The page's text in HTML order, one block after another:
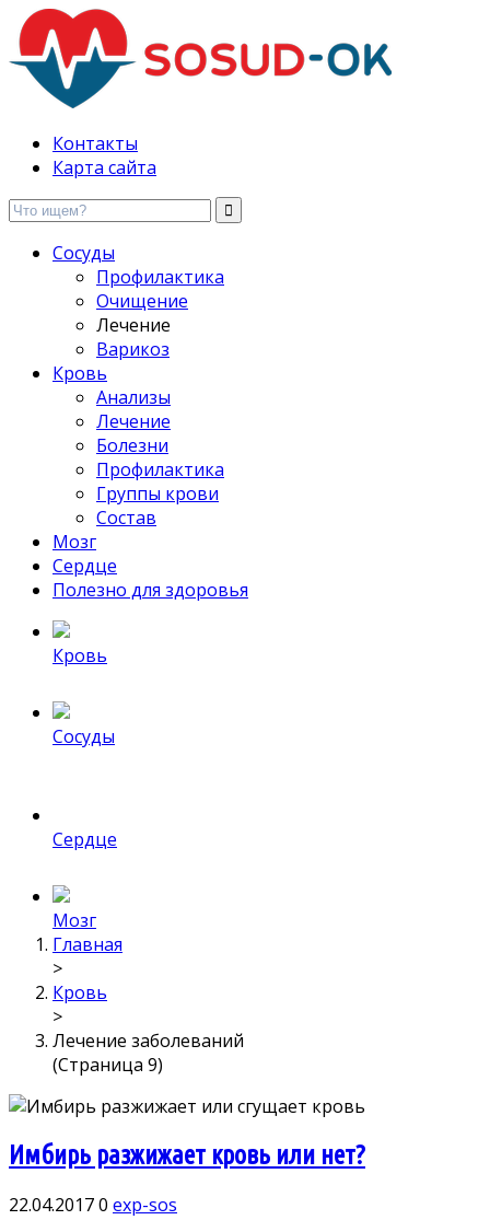
Здоровые сосуды, лечение и профилактика
Контакты
Карта сайта
Сосуды
Профилактика
Очищение
Лечение
Варикоз
Кровь
Анализы
Лечение
Болезни
Профилактика
Группы крови
Состав
Мозг
Сердце
Полезно для здоровья
Кровь
Сосуды
Сердце
Мозг
Главная
>
Кровь
>
Лечение заболеваний
(Страница 9)
Имбирь разжижает кровь или нет?
22.04.20170 exp-sos